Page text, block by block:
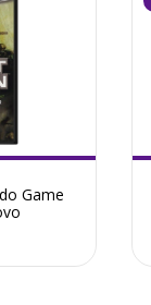
Game